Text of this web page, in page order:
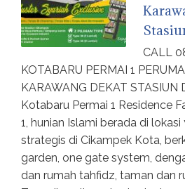
CALL
KOTABARU PERMAI 1
KARAWANG DEKAT STASIUN
Kotabaru Permai 1 Residence
1, hunian Islami berada di
strategis di Cikampek Kota,
garden, one gate system,
dan rumah tahfidz, taman dan